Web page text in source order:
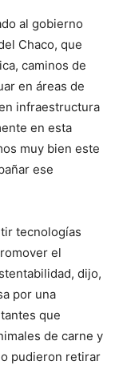
al gobierno
Chaco, que
caminos de
en áreas de
infraestructura
en esta
muy bien este
ese
tecnologías
el
dijo,
por una
que
de carne y
pudieron retirar